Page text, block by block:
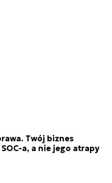
Twój biznes
a, a nie jego atrapy